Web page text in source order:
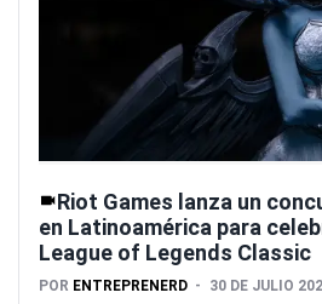
Riot Games lanza un
en Latinoamérica para
League of Legends Classic
POR ENTREPRENERD 30 DE JULIO